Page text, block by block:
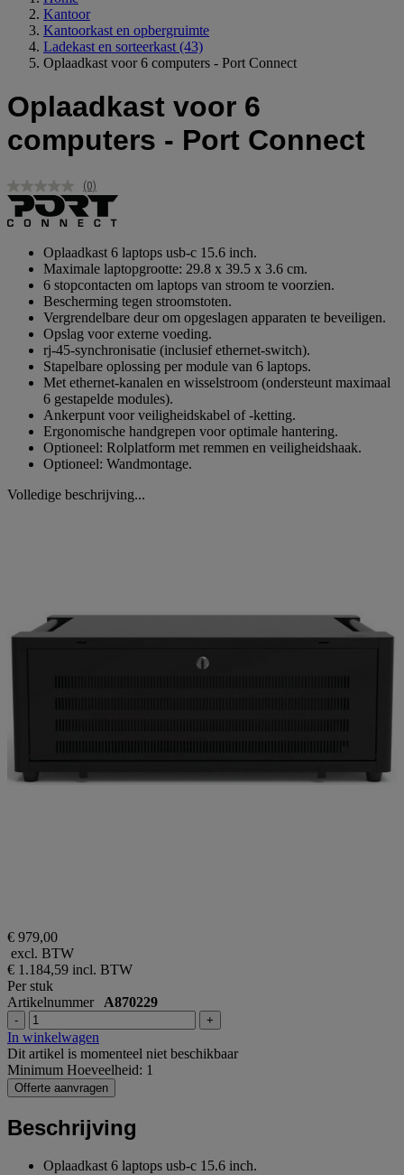
Kantoor
Kantoorkast en opbergruimte
Ladekast en sorteerkast (43)
Oplaadkast voor 6 computers - Port Connect
Oplaadkast voor 6
computers - Port Connect
Geen
scorewaarde.
Dezelfde
(0)
Oplaadkast 6 laptops usb-c 15.6 inch.
Maximale laptopgrootte: 29.8 x 39.5 x 3.6 cm.
6 stopcontacten om laptops van stroom te voorzien.
Bescherming tegen stroomstoten.
Vergrendelbare deur om opgeslagen apparaten te beveiligen.
Opslag voor externe voeding.
rj-45-synchronisatie (inclusief ethernet-switch).
Stapelbare oplossing per module van 6 laptops.
Met ethernet-kanalen en wisselstroom (ondersteunt maximaal
6 gestapelde modules).
Ankerpunt voor veiligheidskabel of -ketting.
Ergonomische handgrepen voor optimale hantering.
Optioneel: Rolplatform met remmen en veiligheidshaak.
Optioneel: Wandmontage.
Volledige beschrijving...
€ 979,00
excl. BTW
€ 1.184,59 incl. BTW
Per stuk
Artikelnummer A870229
- +
In winkelwagen
Dit artikel is momenteel niet beschikbaar
Minimum Hoeveelheid: 1
Offerte aanvragen
Beschrijving
Oplaadkast 6 laptops usb-c 15.6 inch.